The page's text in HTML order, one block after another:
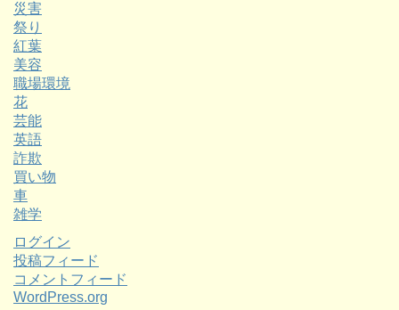
災害
祭り
紅葉
美容
職場環境
花
芸能
英語
詐欺
買い物
車
雑学
ログイン
投稿フィード
コメントフィード
WordPress.org